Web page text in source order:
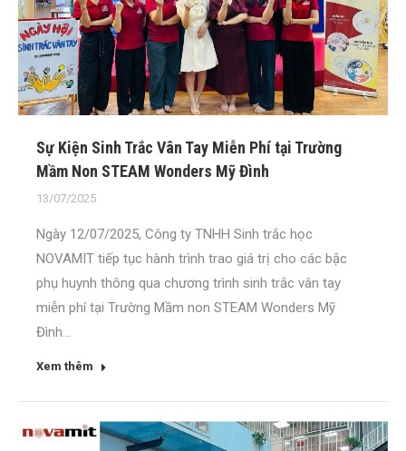
Sự Kiện Sinh Trắc Vân Tay Miễn Phí tại Trường
Mầm Non STEAM Wonders Mỹ Đình
13/07/2025
Ngày 12/07/2025, Công ty TNHH Sinh trắc học
NOVAMIT tiếp tục hành trình trao giá trị cho các bậc
phụ huynh thông qua chương trình sinh trắc vân tay
miễn phí tại Trường Mầm non STEAM Wonders Mỹ
Đình...
Xem thêm